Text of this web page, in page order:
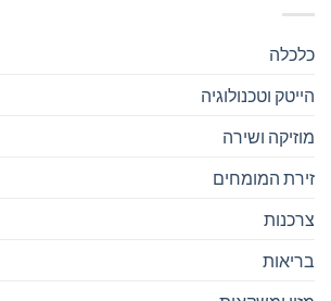
כלכלה
הייטק וטכנולוגיה
מוזיקה ושירה
זירת המומחים
צרכנות
בריאות